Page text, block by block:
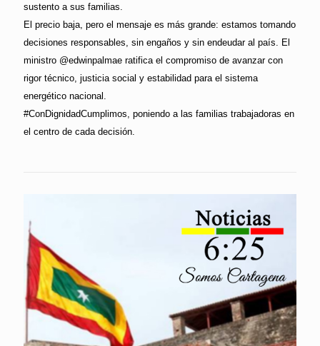
sustento a sus familias.
El precio baja, pero el mensaje es más grande: estamos tomando
decisiones responsables, sin engaños y sin endeudar al país. El
ministro @edwinpalmae ratifica el compromiso de avanzar con
rigor técnico, justicia social y estabilidad para el sistema
energético nacional.
#ConDignidadCumplimos, poniendo a las familias trabajadoras en
el centro de cada decisión.